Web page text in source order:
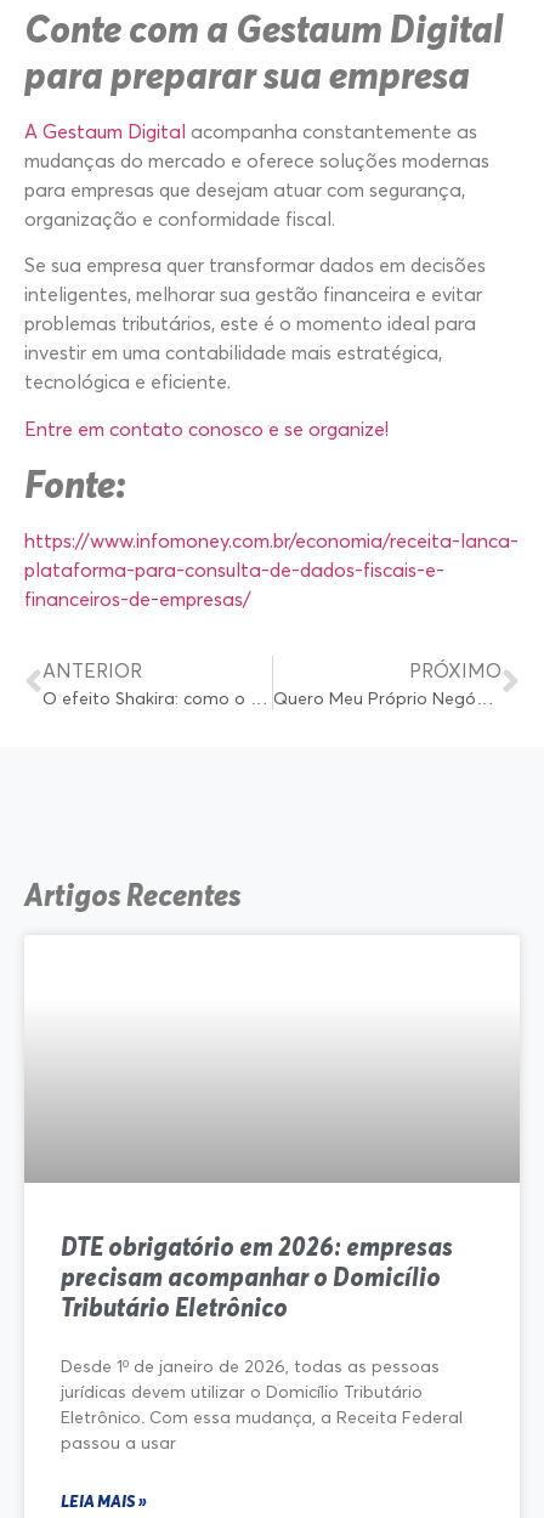
Conte com a Gestaum Digital
para preparar sua empresa
A Gestaum Digital acompanha constantemente as
mudanças do mercado e oferece soluções modernas
para empresas que desejam atuar com segurança,
organização e conformidade fiscal.
Se sua empresa quer transformar dados em decisões
inteligentes, melhorar sua gestão financeira e evitar
problemas tributários, este é o momento ideal para
investir em uma contabilidade mais estratégica,
tecnológica e eficiente.
Entre em contato conosco e se organize!
Fonte:
https://www.infomoney.com.br/economia/receita-lanca-
plataforma-para-consulta-de-dados-fiscais-e-
financeiros-de-empresas/
ANTERIOR PRÓXIMO
Artigos Recentes
DTE obrigatório em 2026: empresas
precisam acompanhar o Domicílio
Tributário Eletrônico
Desde 1º de janeiro de 2026, todas as pessoas
jurídicas devem utilizar o Domicílio Tributário
Eletrônico. Com essa mudança, a Receita Federal
passou a usar
LEIA MAIS »